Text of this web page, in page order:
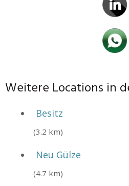
Weitere Locations in
Besitz
(3.2 km)
Neu Gülze
(4.7 km)